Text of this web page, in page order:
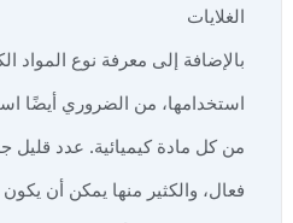
الغلايات
بالإضافة إلى معرفة نوع المواد
استخدامها، من الضروري أيضًا
من كل مادة كيميائية. عدد قليل
فعال، والكثير منها يمكن أن